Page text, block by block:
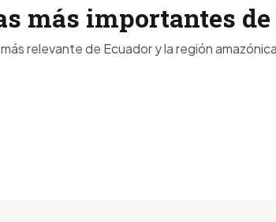
más importantes
relevante de Ecuador y la región